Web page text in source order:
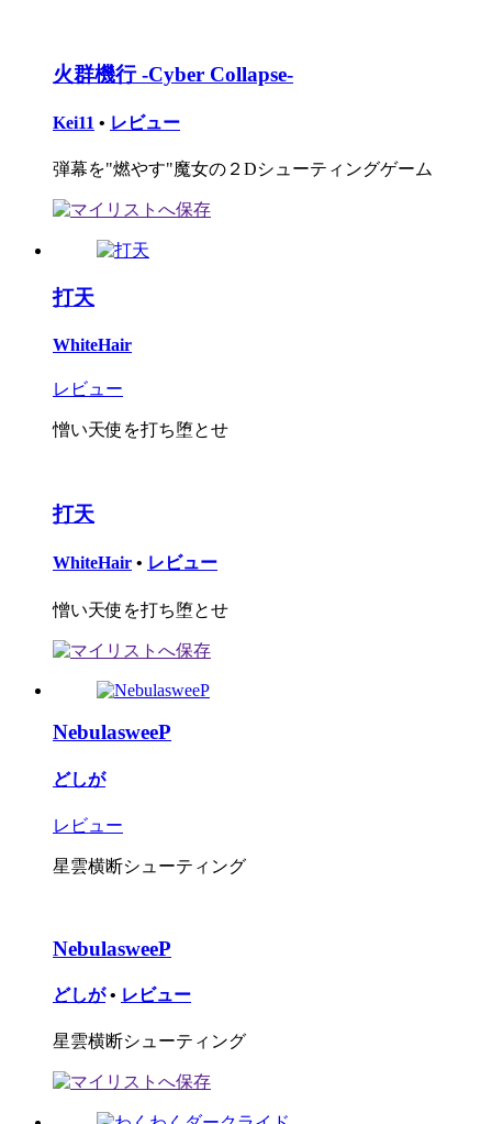
火群機行 -Cyber Collapse-
Kei11 • レビュー
弾幕を"燃やす"魔女の２Dシューティングゲーム
打天
WhiteHair
レビュー
憎い天使を打ち堕とせ
打天
WhiteHair • レビュー
憎い天使を打ち堕とせ
NebulasweeP
どしが
レビュー
星雲横断シューティング
NebulasweeP
どしが • レビュー
星雲横断シューティング